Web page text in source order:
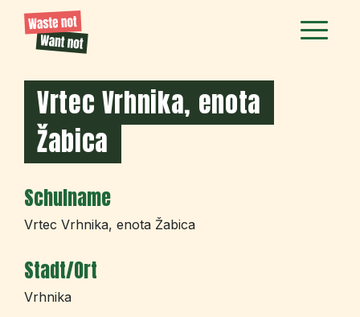
Vrtec Vrhnika, enota
Žabica
Schulname
Vrtec Vrhnika, enota Žabica
Stadt/Ort
Vrhnika